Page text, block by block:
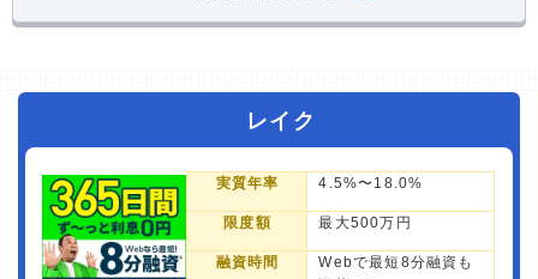
レイク
実質年率 4.5%〜18.0%
限度額 最大500万円
融資時間
Webで最短8分融資も